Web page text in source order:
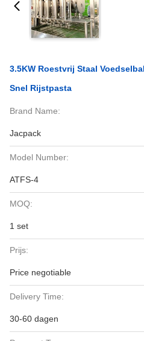
3.5KW Roestvrij Staal
Snel Rijstpasta
Brand Name:
Jacpack
Model Number:
ATFS-4
MOQ:
1 set
Prijs:
Price negotiable
Delivery Time:
30-60 dagen